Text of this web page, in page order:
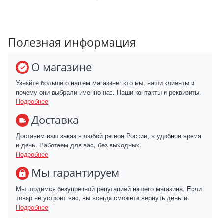
Полезная информация
О магазине
Узнайте больше о нашем магазине: кто мы, наши клиенты и
почему они выбрали именно нас. Наши контакты и реквизиты.
Подробнее
Доставка
Доставим ваш заказ в любой регион России, в удобное время
и день. Работаем для вас, без выходных.
Подробнее
Мы гарантируем
Мы гордимся безупречной репутацией нашего магазина. Если
товар не устроит вас, вы всегда сможете вернуть деньги.
Подробнее